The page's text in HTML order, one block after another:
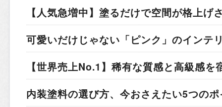
【人気急増中】塗るだけで空間が格上げ
可愛いだけじゃない「ピンク」のインテ
【世界売上No.1】稀有な質感と高級感を
内装塗料の選び方、今おさえたい5つの